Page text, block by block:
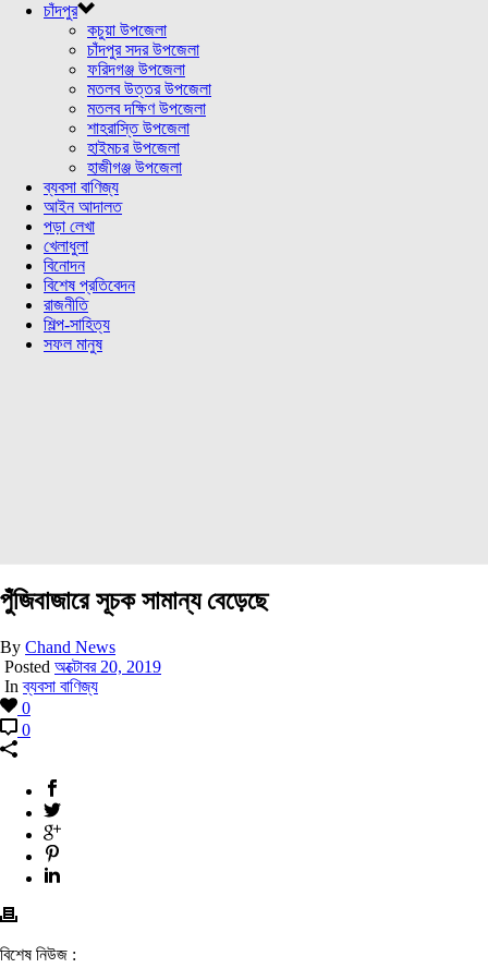
চাঁদপুর
কচুয়া উপজেলা
চাঁদপুর সদর উপজেলা
ফরিদগঞ্জ উপজেলা
মতলব উত্তর উপজেলা
মতলব দক্ষিণ উপজেলা
শাহরাস্তি উপজেলা
হাইমচর উপজেলা
হাজীগঞ্জ উপজেলা
ব্যবসা বাণিজ্য
আইন আদালত
পড়া লেখা
খেলাধুলা
বিনোদন
বিশেষ প্রতিবেদন
রাজনীতি
শিল্প-সাহিত্য
সফল মানুষ
পুঁজিবাজারে সূচক সামান্য বেড়েছে
By Chand News
Posted অক্টোবর 20, 2019
Inব্যবসা বাণিজ্য
0
0
বিশেষ নিউজ :